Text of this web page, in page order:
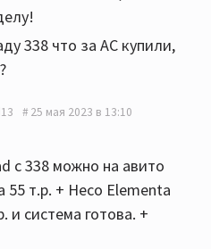
338 что за АС купили,
25 мая 2023 в 13:10
c 338 можно на авито
55 т.р. + Heco Elementa
и система готова. +